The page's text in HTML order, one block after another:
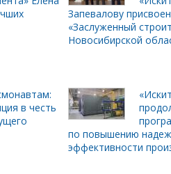
Запевалову
«Заслуженный
Новосибирской
в честь
по повышению
эффективности